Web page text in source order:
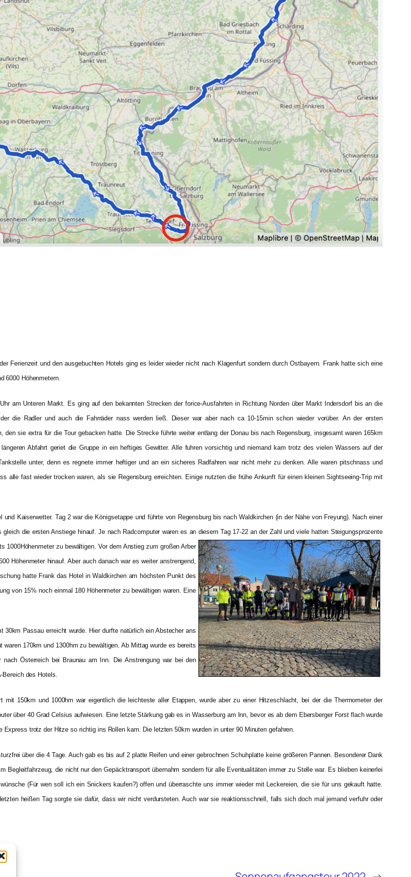
Ferienzeit und den ausgebuchten Hotels ging es leider wieder nicht nach Klagenfurt sondern durch Ostbayern. Frank hatte sich eine
6000 Höhenmetern.
am Unteren Markt. Es ging auf den bekannten Strecken der forice-Ausfahrten in Richtung Norden über Markt Indersdorf bis an die
die Radler und auch die Fahrräder nass werden ließ. Dieser war aber nach ca 10-15min schon wieder vorüber. An der ersten
sie extra für die Tour gebacken hatte. Die Strecke führte weiter entlang der Donau bis nach Regensburg, insgesamt waren 165km
Abfahrt geriet die Gruppe in ein heftiges Gewitter. Alle fuhren vorsichtig und niemand kam trotz des vielen Wassers auf der
unter, denn es regnete immer heftiger und an ein sicheres Radfahren war nicht mehr zu denken. Alle waren pitschnass und
alle fast wieder trocken waren, als sie Regensburg erreichten. Einige nutzten die frühe Ankunft für einen kleinen Sightseeing-Trip mit
Kaiserwetter. Tag 2 war die Königsetappe und führte von Regensburg bis nach Waldkirchen (in der Nähe von Freyung). Nach einer
die ersten Anstiege hinauf. Je nach Radcomputer waren es an diesem Tag 17-22 an der Zahl und viele hatten Steigungsprozente
1000Höhenmeter zu bewältigen. Vor dem Anstieg zum großen Arber
Höhenmeter hinauf. Aber auch danach war es weiter anstrengend,
hatte Frank das Hotel in Waldkirchen am höchsten Punkt des
von 15% noch einmal 180 Höhenmeter zu bewältigen waren. Eine
Passau erreicht wurde. Hier durfte natürlich ein Abstecher ans
170km und 1300hm zu bewältigen. Ab Mittag wurde es bereits
Österreich bei Braunau am Inn. Die Anstrengung war bei den
Bereich des Hotels.
mit 150km und 1000hm war eigentlich die leichteste aller Etappen, wurde aber zu einer Hitzeschlacht, bei der die Thermometer der
über 40 Grad Celsius aufwiesen. Eine letzte Stärkung gab es in Wasserburg am Inn, bevor es ab dem Ebersberger Forst flach wurde
Express trotz der Hitze so richtig ins Rollen kam. Die letzten 50km wurden in unter 90 Minuten gefahren.
über die 4 Tage. Auch gab es bis auf 2 platte Reifen und einer gebrochnen Schuhplatte keine größeren Pannen. Besonderer Dank
Begleitfahrzeug, die nicht nur den Gepäcktransport übernahm sondern für alle Eventualitäten immer zu Stelle war. Es blieben keinerlei
(Für wen soll ich ein Snickers kaufen?) offen und überraschte uns immer wieder mit Leckereien, die sie für uns gekauft hatte.
heißen Tag sorgte sie dafür, dass wir nicht verdursteten. Auch war sie reaktionsschnell, falls sich doch mal jemand verfuhr oder